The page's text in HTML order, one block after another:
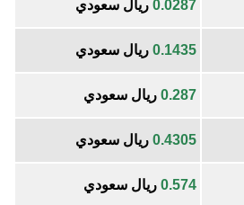
0.0287 ريال سعودي
0.1435 ريال سعودي
0.287 ريال سعودي
0.4305 ريال سعودي
0.574 ريال سعودي